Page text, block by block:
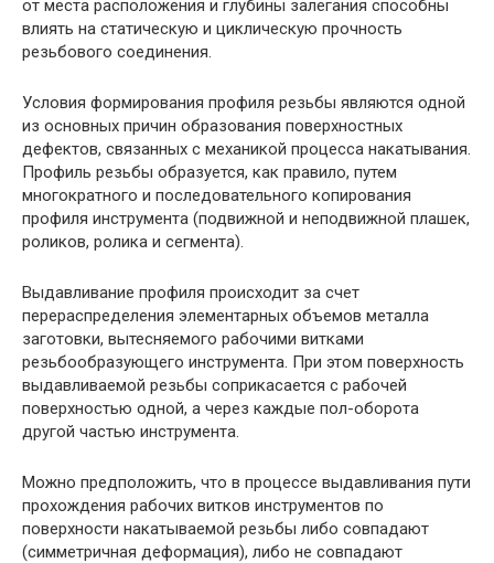
от места расположения и глубины залегания способны
влиять на статическую и циклическую прочность
резьбового соединения.
Условия формирования профиля резьбы являются одной
из основных причин образования поверхностных
дефектов, связанных с механикой процесса накатывания.
Профиль резьбы образуется, как правило, путем
многократного и последовательного копирования
профиля инструмента (подвижной и неподвижной плашек,
роликов, ролика и сегмента).
Выдавливание профиля происходит за счет
перераспределения элементарных объемов металла
заготовки, вытесняемого рабочими витками
резьбообразующего инструмента. При этом поверхность
выдавливаемой резьбы соприкасается с рабочей
поверхностью одной, а через каждые пол-оборота
другой частью инструмента.
Можно предположить, что в процессе выдавливания пути
прохождения рабочих витков инструментов по
поверхности накатываемой резьбы либо совпадают
(симметричная деформация), либо не совпадают